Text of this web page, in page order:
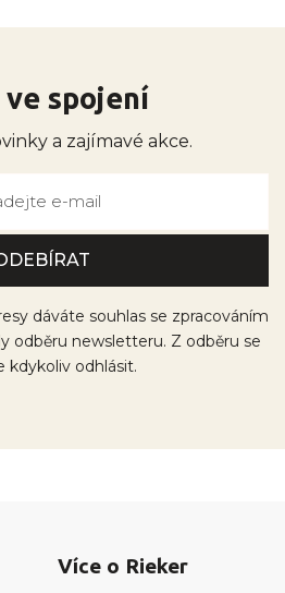
spojení
a zajímavé akce.
dáváte souhlas se zpracováním
odběru newsletteru. Z odběru se
kdykoliv odhlásit.
Více o Rieker